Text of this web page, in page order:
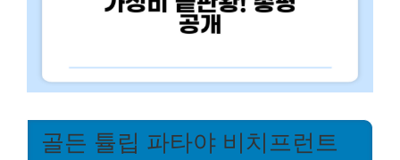
골든 튤립 파타야 비치프런트